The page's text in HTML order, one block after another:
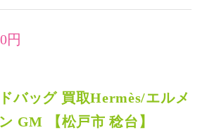
円
バッグ 買取Hermès/エルメ
GM 【松戸市 稔台】